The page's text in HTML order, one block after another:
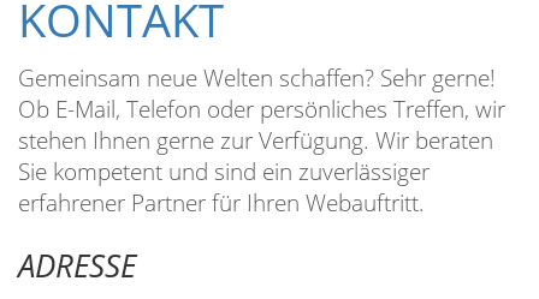
KONTAKT
Gemeinsam neue Welten schaffen? Sehr gerne!
Ob E-Mail, Telefon oder persönliches Treffen, wir
stehen Ihnen gerne zur Verfügung. Wir beraten
Sie kompetent und sind ein zuverlässiger
erfahrener Partner für Ihren Webauftritt.
ADRESSE